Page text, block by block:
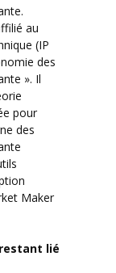
au
(IP
des
». Il
pour
des
Maker
lié